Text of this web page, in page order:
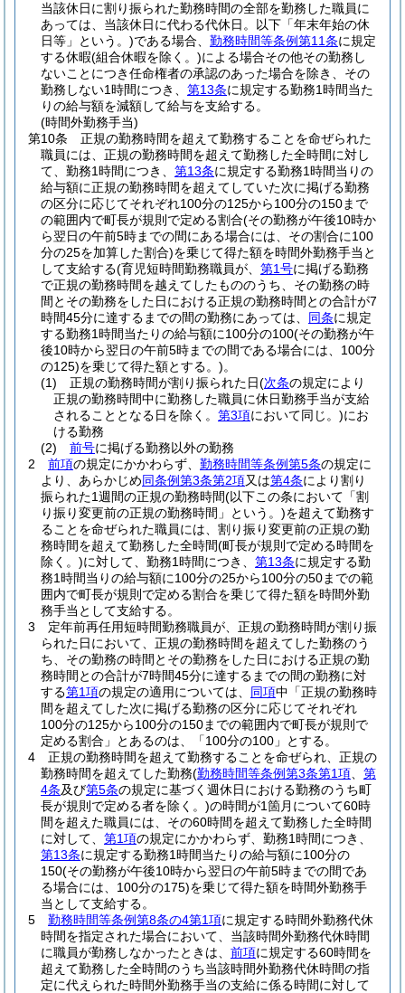
当該休日に割り振られた勤務時間の全部を勤務した職員に
あっては、当該休日に代わる代休日。以下「年末年始の休
日等」という。)である場合、 勤務時間等条例第11条に規定
する休暇(組合休暇を除く。)による場合その他その勤務し
ないことにつき任命権者の承認のあった場合を除き、その
勤務しない1時間につき、 第13条に規定する勤務1時間当た
りの給与額を減額して給与を支給する。
(時間外勤務手当)
第10条
正規の勤務時間を超えて勤務することを命ぜられた
職員には、正規の勤務時間を超えて勤務した全時間に対し
て、勤務1時間につき、 第13条に規定する勤務1時間当りの
給与額に正規の勤務時間を超えてしていた次に掲げる勤務
の区分に応じてそれぞれ100分の125から100分の150まで
の範囲内で町長が規則で定める割合(その勤務が午後10時か
ら翌日の午前5時までの間にある場合には、その割合に100
分の25を加算した割合)を乗じて得た額を時間外勤務手当と
して支給する(育児短時間勤務職員が、 第1号に掲げる勤務
で正規の勤務時間を越えてしたもののうち、その勤務の時
間とその勤務をした日における正規の勤務時間との合計が7
時間45分に達するまでの間の勤務にあっては、 同条に規定
する勤務1時間当たりの給与額に100分の100(その勤務が午
後10時から翌日の午前5時までの間である場合には、100分
の125)を乗じて得た額とする。)。
(1)
正規の勤務時間が割り振られた日(次条の規定により
正規の勤務時間中に勤務した職員に休日勤務手当が支給
されることとなる日を除く。 第3項において同じ。)にお
ける勤務
(2)
前号に掲げる勤務以外の勤務
2
前項の規定にかかわらず、 勤務時間等条例第5条の規定に
より、あらかじめ同条例第3条第2項又は第4条により割り
振られた1週間の正規の勤務時間(以下この条において「割
り振り変更前の正規の勤務時間」という。)を超えて勤務す
ることを命ぜられた職員には、割り振り変更前の正規の勤
務時間を超えて勤務した全時間(町長が規則で定める時間を
除く。)に対して、勤務1時間につき、 第13条に規定する勤
務1時間当りの給与額に100分の25から100分の50までの範
囲内で町長が規則で定める割合を乗じて得た額を時間外勤
務手当として支給する。
3
定年前再任用短時間勤務職員が、正規の勤務時間が割り振
られた日において、正規の勤務時間を超えてした勤務のう
ち、その勤務の時間とその勤務をした日における正規の勤
務時間との合計が7時間45分に達するまでの間の勤務に対
する第1項の規定の適用については、 同項中「正規の勤務時
間を超えてした次に掲げる勤務の区分に応じてそれぞれ
100分の125から100分の150までの範囲内で町長が規則で
定める割合」とあるのは、「100分の100」とする。
4
正規の勤務時間を超えて勤務することを命ぜられ、正規の
勤務時間を超えてした勤務(勤務時間等条例第3条第1項
第
4条及び第5条の規定に基づく週休日における勤務のうち町
長が規則で定める者を除く。)の時間が1箇月について60時
間を超えた職員には、その60時間を超えて勤務した全時間
に対して、 第1項の規定にかかわらず、勤務1時間につき、
第13条に規定する勤務1時間当たりの給与額に100分の
150(その勤務が午後10時から翌日の午前5時までの間であ
る場合には、100分の175)を乗じて得た額を時間外勤務手
当として支給する。
5
勤務時間等条例第8条の4第1項に規定する時間外勤務代休
時間を指定された場合において、当該時間外勤務代休時間
に職員が勤務しなかったときは、 前項に規定する60時間を
超えて勤務した全時間のうち当該時間外勤務代休時間の指
定に代えられた時間外勤務手当の支給に係る時間に対して